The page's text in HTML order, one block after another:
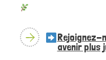
Rejoignez-
avenir plus